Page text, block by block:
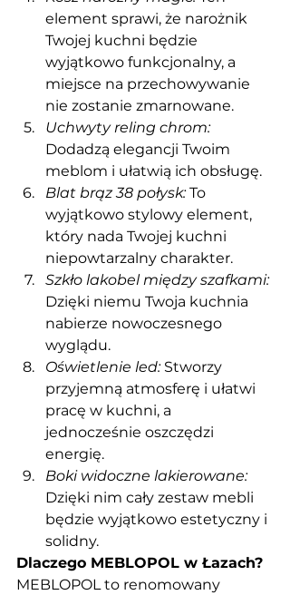
element sprawi, że narożnik
Twojej kuchni będzie
wyjątkowo funkcjonalny, a
miejsce na przechowywanie
nie zostanie zmarnowane.
Uchwyty reling chrom:
Dodadzą elegancji Twoim
meblom i ułatwią ich obsługę.
Blat brąz 38 połysk: To
wyjątkowo stylowy element,
który nada Twojej kuchni
niepowtarzalny charakter.
Szkło lakobel między szafkami:
Dzięki niemu Twoja kuchnia
nabierze nowoczesnego
wyglądu.
Oświetlenie led: Stworzy
przyjemną atmosferę i ułatwi
pracę w kuchni, a
jednocześnie oszczędzi
energię.
Boki widoczne lakierowane:
Dzięki nim cały zestaw mebli
będzie wyjątkowo estetyczny i
solidny.
Dlaczego MEBLOPOL w Łazach?
MEBLOPOL to renomowany